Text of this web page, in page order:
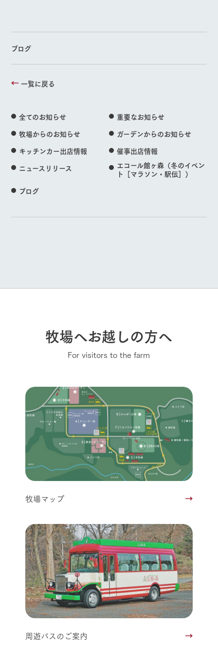
ブログ
一覧に戻る
全てのお知らせ
重要なお知らせ
牧場からのお知らせ
ガーデンからのお知らせ
キッチンカー出店情報
催事出店情報
ニュースリリース
エコール館ヶ森（冬のイベン
ト［マラソン・駅伝］）
ブログ
牧場へお越しの方へ
For visitors to the farm
牧場マップ
周遊バスのご案内